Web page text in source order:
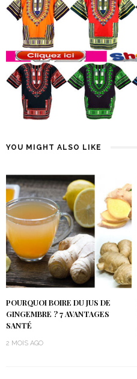
YOU MIGHT ALSO LIKE
POURQUOI BOIRE DU JUS DE
GINGEMBRE ? 7 AVANTAGES
SANTÉ
2 MOIS AGO